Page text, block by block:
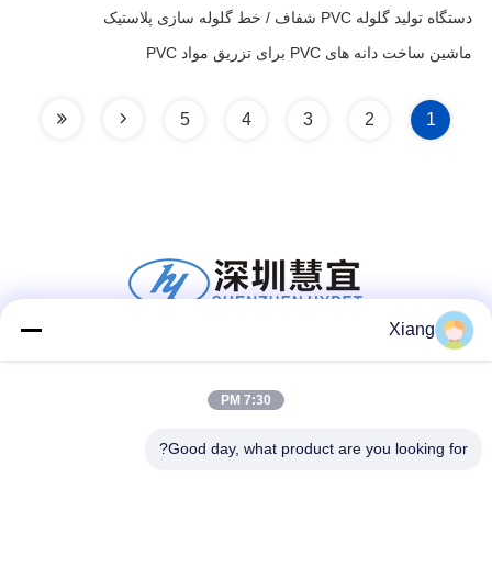
دستگاه تولید گلوله PVC شفاف / خط گلوله سازی پلاستیک
ماشین ساخت دانه های PVC برای تزریق مواد PVC
1
2
3
4
5
Xiang
7:30 PM
Good day, what product are you looking for?